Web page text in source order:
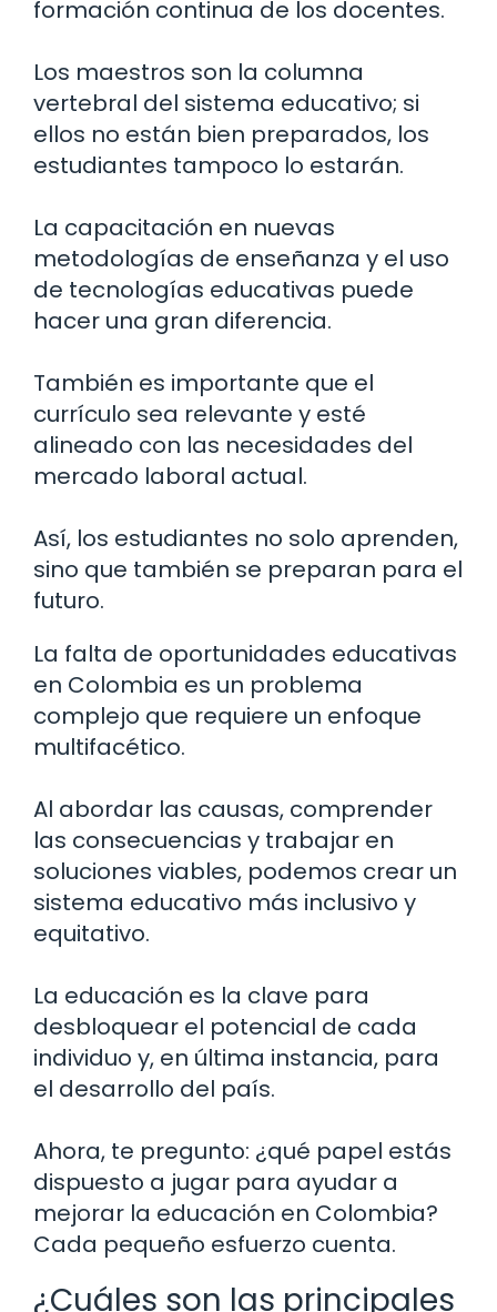
formación continua de los docentes.
Los maestros son la columna
vertebral del sistema educativo; si
ellos no están bien preparados, los
estudiantes tampoco lo estarán.
La capacitación en nuevas
metodologías de enseñanza y el uso
de tecnologías educativas puede
hacer una gran diferencia.
También es importante que el
currículo sea relevante y esté
alineado con las necesidades del
mercado laboral actual.
Así, los estudiantes no solo aprenden,
sino que también se preparan para el
futuro.
La falta de oportunidades educativas
en Colombia es un problema
complejo que requiere un enfoque
multifacético.
Al abordar las causas, comprender
las consecuencias y trabajar en
soluciones viables, podemos crear un
sistema educativo más inclusivo y
equitativo.
La educación es la clave para
desbloquear el potencial de cada
individuo y, en última instancia, para
el desarrollo del país.
Ahora, te pregunto: ¿qué papel estás
dispuesto a jugar para ayudar a
mejorar la educación en Colombia?
Cada pequeño esfuerzo cuenta.
¿Cuáles son las principales